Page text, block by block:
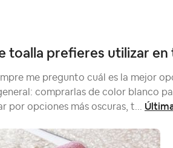
toalla prefieres utilizar
me pregunto cuál es la mejor
comprarlas de color blanco
por opciones más oscuras, t...